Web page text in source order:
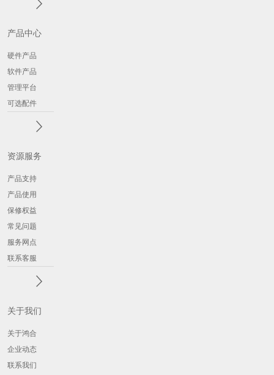
产品中心
硬件产品
软件产品
管理平台
可选配件
资源服务
产品支持
产品使用
保修权益
常见问题
服务网点
联系客服
关于我们
关于鸿合
企业动态
联系我们